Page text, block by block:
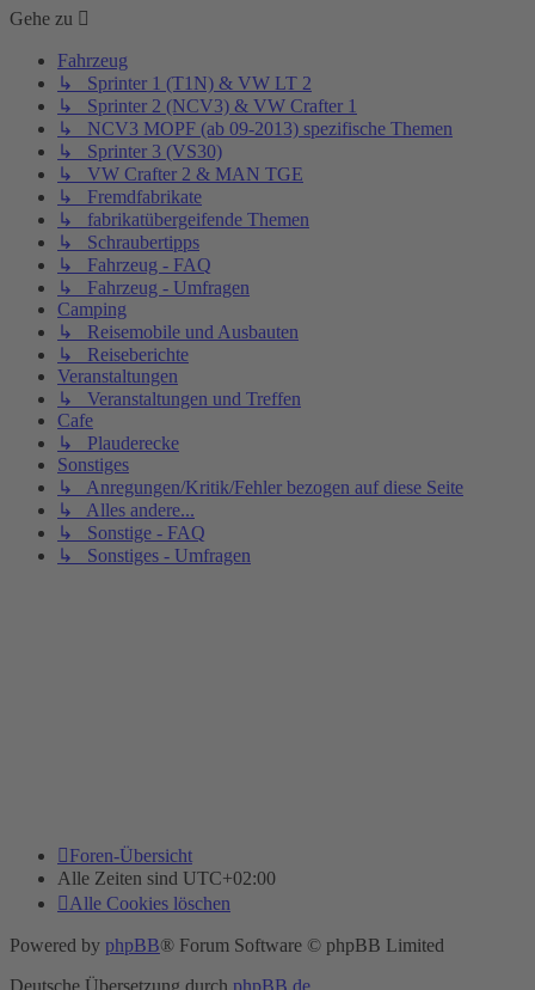
Gehe zu
Fahrzeug
↳ Sprinter 1 (T1N) & VW LT 2
↳ Sprinter 2 (NCV3) & VW Crafter 1
↳ NCV3 MOPF (ab 09-2013) spezifische Themen
↳ Sprinter 3 (VS30)
↳ VW Crafter 2 & MAN TGE
↳ Fremdfabrikate
↳ fabrikatübergeifende Themen
↳ Schraubertipps
↳ Fahrzeug - FAQ
↳ Fahrzeug - Umfragen
Camping
↳ Reisemobile und Ausbauten
↳ Reiseberichte
Veranstaltungen
↳ Veranstaltungen und Treffen
Cafe
↳ Plauderecke
Sonstiges
↳ Anregungen/Kritik/Fehler bezogen auf diese Seite
↳ Alles andere...
↳ Sonstige - FAQ
↳ Sonstiges - Umfragen
Foren-Übersicht
Alle Zeiten sind UTC+02:00
Alle Cookies löschen
Powered by phpBB® Forum Software © phpBB Limited
Deutsche Übersetzung durch phpBB.de